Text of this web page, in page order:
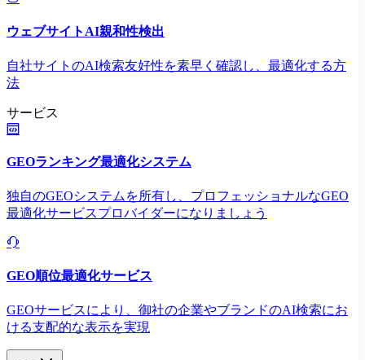
ウェブサイトAI親和性検出
自社サイトのAI検索友好性を素早く確認し、最適化する方
法
サービス
GEOランキング最適化システム
独自のGEOシステムを所有し、プロフェッショナルなGEO
最適化サービスプロバイダーになりましょう
GEO順位最適化サービス
GEOサービスにより、御社の企業やブランドのAI検索にお
ける支配的な表示を実現​